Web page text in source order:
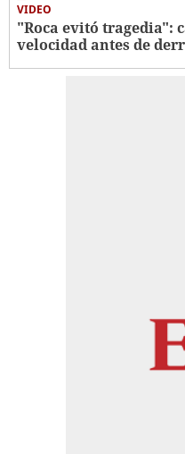
VIDEO
"Roca evitó tragedia":
velocidad antes de